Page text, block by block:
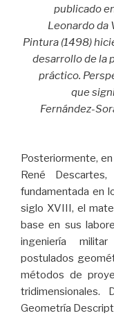
publicado
Leonardo da
Pintura (1498)
desarrollo de la
práctico.
que
Fernández-
Posteriormente,
René
fundamentada en
siglo XVIII, el
base en sus
ingeniería
postulados
métodos de
Geometría